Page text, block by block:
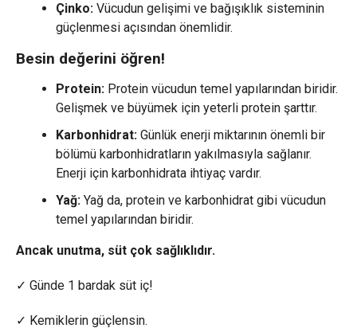
Çinko: Vücudun gelişimi ve bağışıklık sisteminin
güçlenmesi açısından önemlidir.
Besin değerini öğren!
Protein:Protein vücudun temel yapılarından biridir.
Gelişmek ve büyümek için yeterli protein şarttır.
Karbonhidrat:Günlük enerji miktarının önemli bir
bölümü karbonhidratların yakılmasıyla sağlanır.
Enerji için karbonhidrata ihtiyaç vardır.
Yağ:Yağ da, protein ve karbonhidrat gibi vücudun
temel yapılarından biridir.
Ancak unutma, süt çok sağlıklıdır.
✓ Günde 1 bardak süt iç!
✓ Kemiklerin güçlensin.